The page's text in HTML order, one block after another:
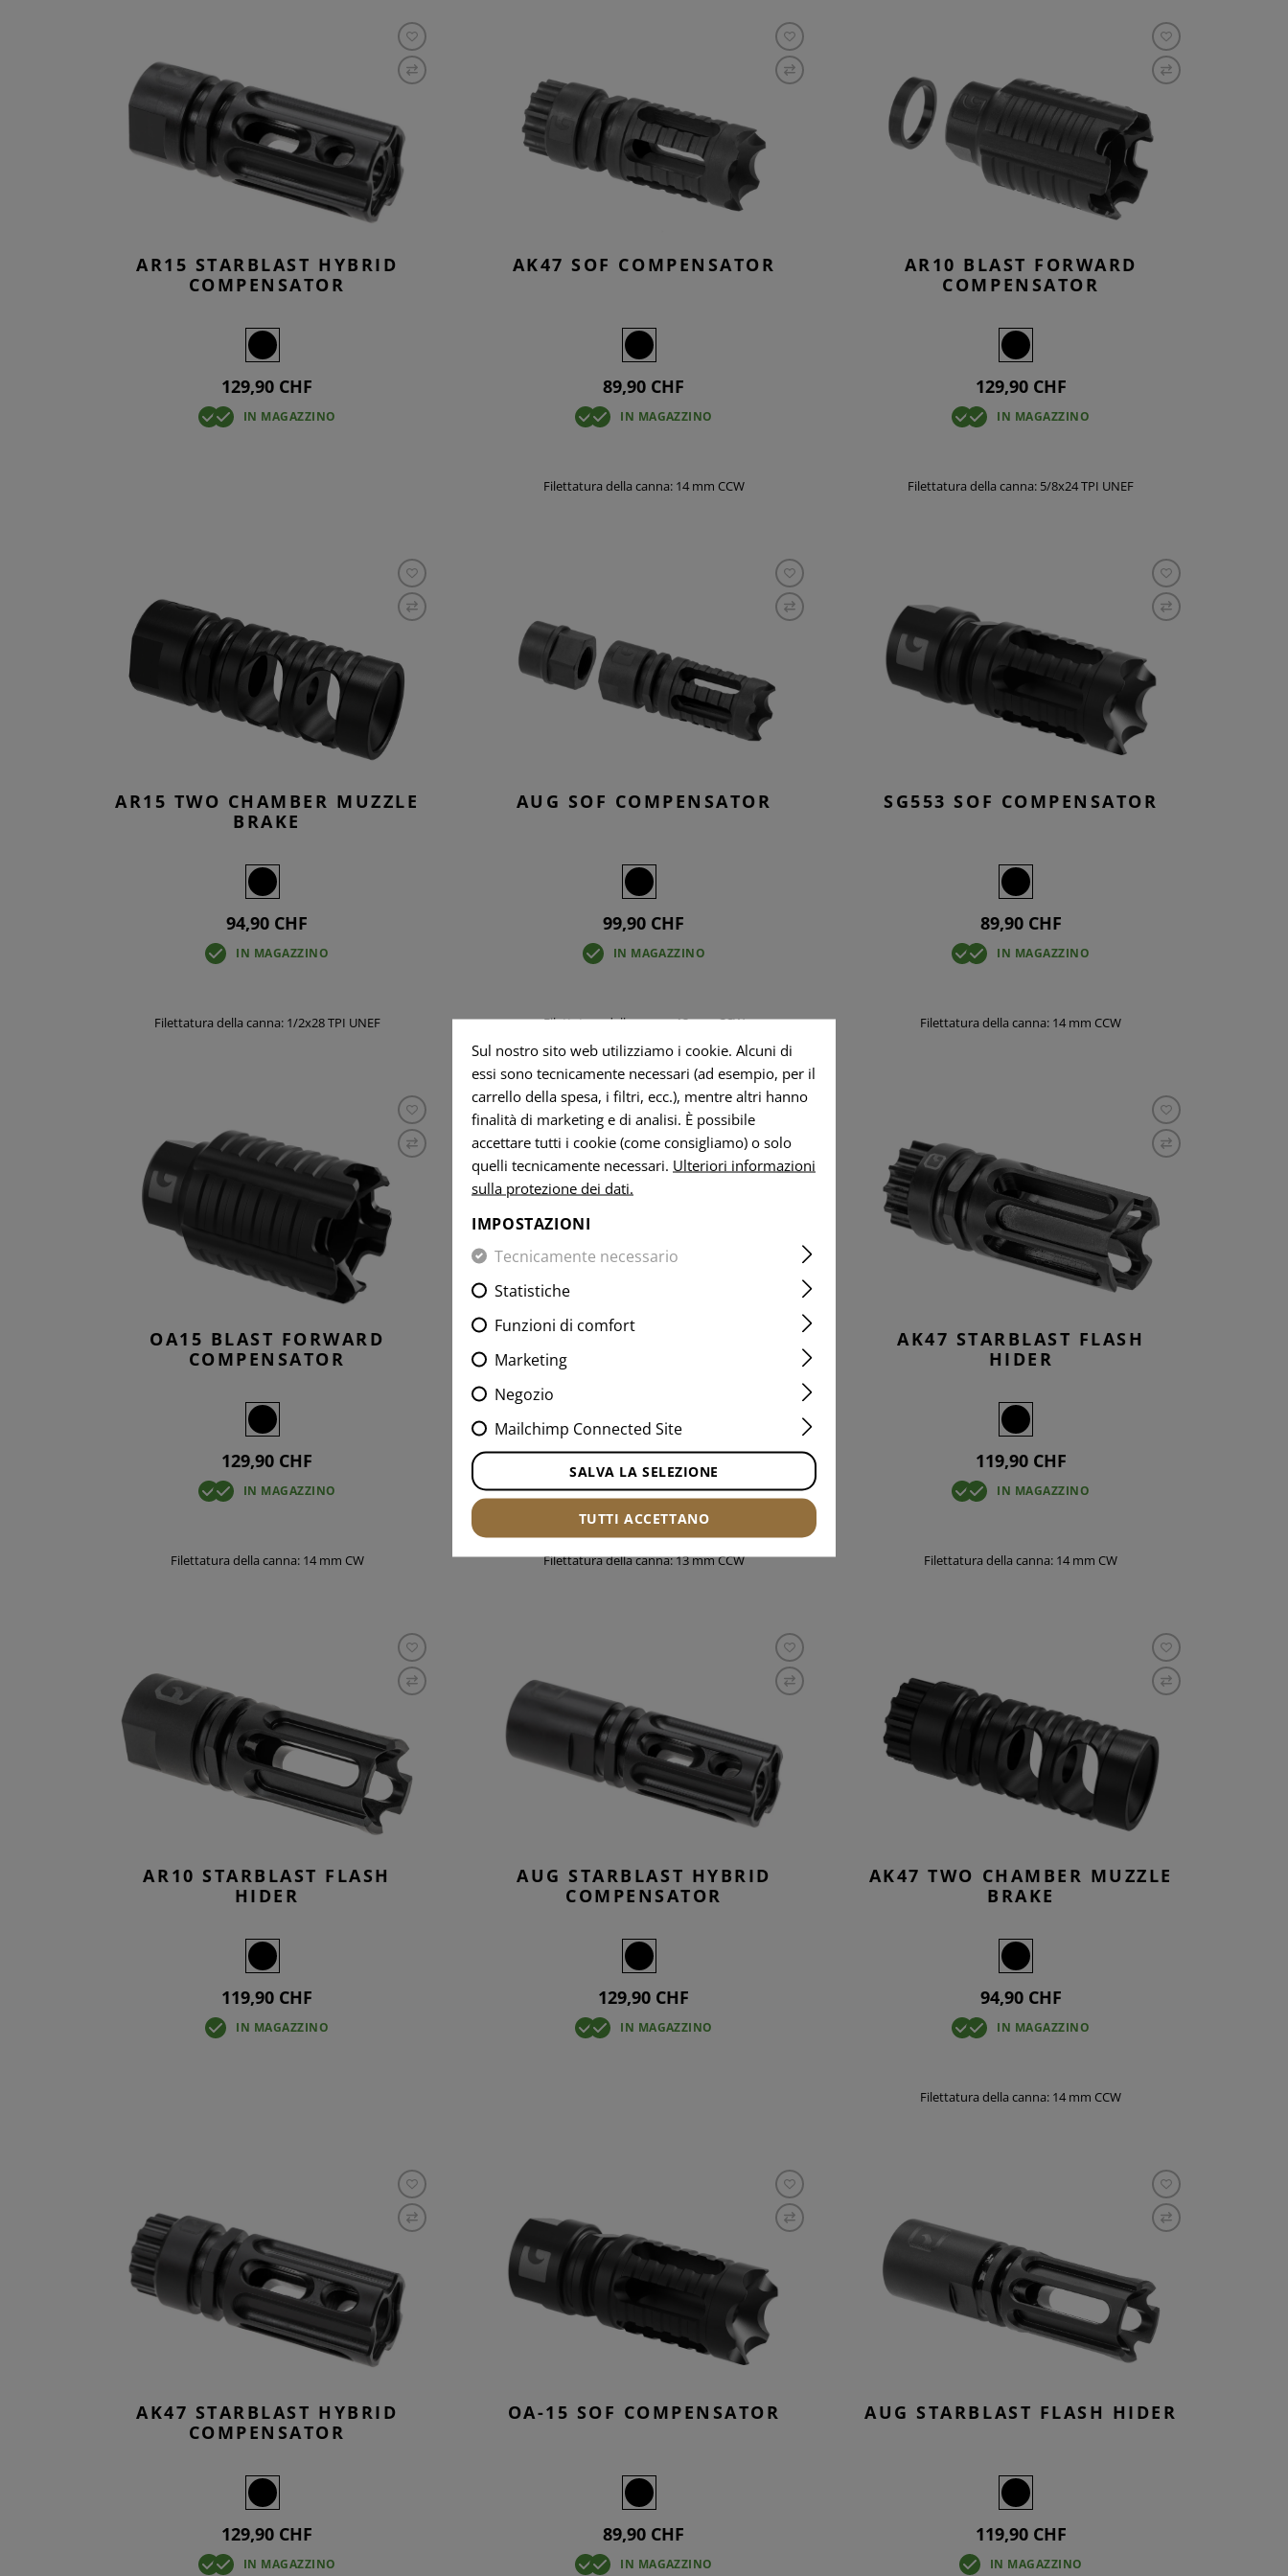
AR15 STARBLAST HYBRID
COMPENSATOR
129,90 CHF
IN MAGAZZINO
AK47 SOF COMPENSATOR
89,90 CHF
IN MAGAZZINO
Filettatura della canna: 14 mm CCW
AR10 BLAST FORWARD
COMPENSATOR
129,90 CHF
IN MAGAZZINO
Filettatura della canna: 5/8x24 TPI UNEF
AR15 TWO CHAMBER MUZZLE
BRAKE
94,90 CHF
IN MAGAZZINO
Filettatura della canna: 1/2x28 TPI UNEF
AUG SOF COMPENSATOR
99,90 CHF
IN MAGAZZINO
Filettatura della canna: 13 mm CCW
SG553 SOF COMPENSATOR
89,90 CHF
IN MAGAZZINO
Filettatura della canna: 14 mm CCW
OA15 BLAST FORWARD
COMPENSATOR
129,90 CHF
IN MAGAZZINO
Filettatura della canna: 14 mm CW
AUG TWO CHAMBER MUZZLE
104,90 CHF
IN MAGAZZINO
Filettatura della canna: 13 mm CCW
AK47 STARBLAST FLASH
HIDER
119,90 CHF
IN MAGAZZINO
Filettatura della canna: 14 mm CW
AR10 STARBLAST FLASH
HIDER
119,90 CHF
IN MAGAZZINO
AUG STARBLAST HYBRID
COMPENSATOR
129,90 CHF
IN MAGAZZINO
AK47 TWO CHAMBER MUZZLE
BRAKE
94,90 CHF
IN MAGAZZINO
Filettatura della canna: 14 mm CCW
AK47 STARBLAST HYBRID
COMPENSATOR
129,90 CHF
IN MAGAZZINO
OA-15 SOF COMPENSATOR
89,90 CHF
IN MAGAZZINO
AUG STARBLAST FLASH HIDER
119,90 CHF
IN MAGAZZINO
Sul nostro sito web utilizziamo i cookie. Alcuni di
essi sono tecnicamente necessari (ad esempio, per il
carrello della spesa, i filtri, ecc.), mentre altri hanno
finalità di marketing e di analisi. È possibile
accettare tutti i cookie (come consigliamo) o solo
quelli tecnicamente necessari. Ulteriori informazioni
sulla protezione dei dati.
IMPOSTAZIONI
Tecnicamente necessario
Statistiche
Funzioni di comfort
Marketing
Negozio
Mailchimp Connected Site
SALVA LA SELEZIONE
TUTTI ACCETTANO